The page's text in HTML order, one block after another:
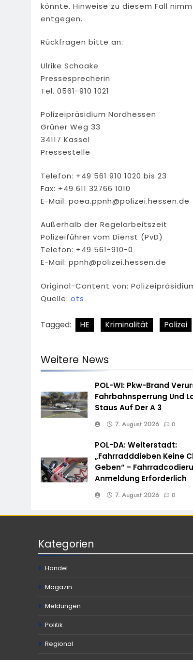
könnte. Hinweise zu diesem Fall
entgegen.
Rückfragen bitte an:
Ulrike Schaake
Pressesprecherin
Tel. 0561-910 1021
Polizeipräsidium Nordhessen
Grüner Weg 33
34117 Kassel
Pressestelle
Telefon: +49 561 910 1020 bis 23
Fax: +49 611 32766 1010
E-Mail: poea.ppnh@polizei.hessen.de
Außerhalb der Regelarbeitszeit
Polizeiführer vom Dienst (PvD)
Telefon: +49 561-910-0
E-Mail: ppnh@polizei.hessen.de
Original-Content von:
Quelle: ots
Tagged: HE Kriminalität Polizei
Weitere News
POL-WI: Pkw-Brand
Fahrbahnsperrung Und
Staus Auf Der A 3
7. August 2026 0
POL-DA: Weiterstadt:
„Fahrradddieben Keine
Geben“ –
Anmeldung Erforderlich
7. August 2026 0
Kategorien
Handel
Magazin
Meldungen
Politik
Regional